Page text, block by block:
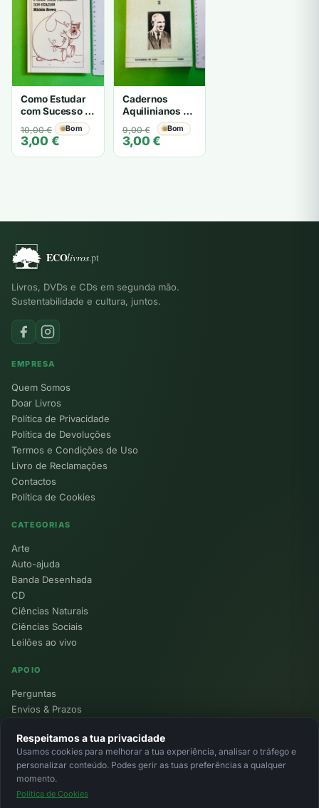
Como Estudar
com Sucesso e
obter bons
resultados nos
exames -
Michèle Brown
10,00€
O
preço
original
3,00 €
O
preço
atual
Bom
Cadernos
Aquilinianos -
Desconhecido
9,00€
O
preço
original
3,00€
O
preço
atual
Bom
Livros, DVDs e CDs em segunda mão.
Sustentabilidade e cultura, juntos.
EMPRESA
Quem Somos
Doar Livros
Política de Privacidade
Política de Devoluções
Termos e Condições de Uso
Livro de Reclamações
Contactos
Política de Cookies
CATEGORIAS
Arte
Auto-ajuda
Banda Desenhada
CD
Ciências Naturais
Ciências Sociais
Leilões ao vivo
APOIO
Perguntas
Envios & Prazos
Devoluções
Minha Conta
© 2026 Ecolivros. Todos os direitos reservados.
Respeitamos a tua privacidade
Usamos cookies para melhorar a tua experiência, analisar o tráfego e
personalizar conteúdo. Podes gerir as tuas preferências a qualquer
momento.
Política de Cookies